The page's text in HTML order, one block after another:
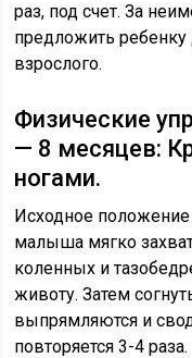
раз, под счет. За
предложить
взрослого.
Физические
— 8 месяцев:
ногами.
Исходное
малыша мягко
коленных и
животу. Затем
выпрямляются и
повторяется 3-4 раза.